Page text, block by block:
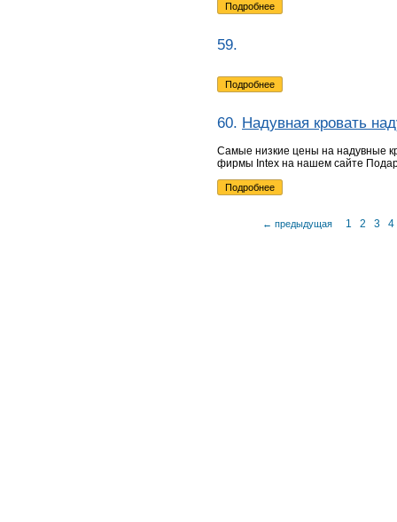
Подробнее
59.
Подробнее
60. Надувная кровать
Самые низкие цены на надувные
фирмы Intex на нашем сайте
Подробнее
← предыдущая 1 2 3 4